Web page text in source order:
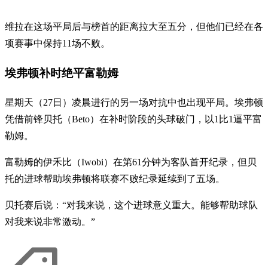
维拉在这场平局后与榜首的距离拉大至五分，但他们已经在各
项赛事中保持11场不败。
埃弗顿补时绝平富勒姆
星期天（27日）凌晨进行的另一场对抗中也出现平局。埃弗顿
凭借前锋贝托（Beto）在补时阶段的头球破门，以1比1逼平富
勒姆。
富勒姆的伊禾比（Iwobi）在第61分钟为客队首开纪录，但贝
托的进球帮助埃弗顿将联赛不败纪录延续到了五场。
贝托赛后说：“对我来说，这个进球意义重大。能够帮助球队
对我来说非常激动。”